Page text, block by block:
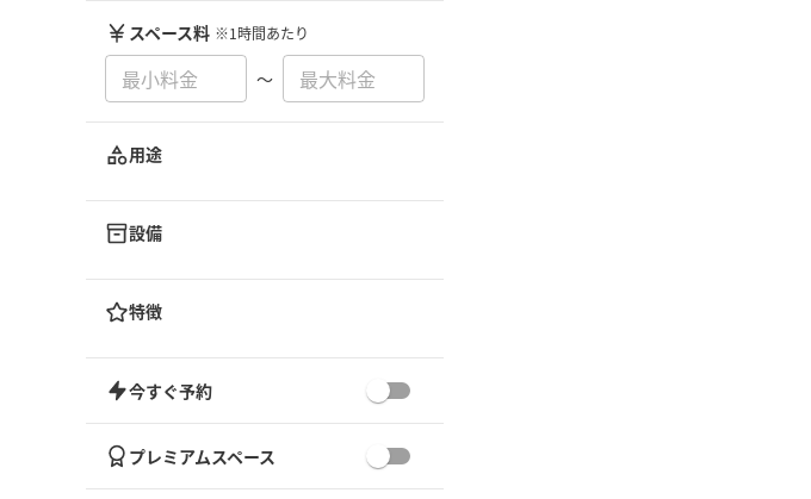
スペース料 ※1時間あたり
〜
用途
設備
特徴
今すぐ予約
プレミアムスペース